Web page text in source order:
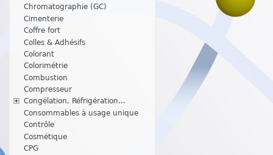
Chromatographie (GC)
Cimenterie
Coffre fort
Colles & Adhésifs
Colorant
Colorimétrie
Combustion
Compresseur
Congélation, Réfrigération...
Consommables à usage unique
Contrôle
Cosmétique
CPG